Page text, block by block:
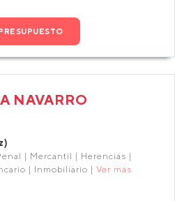
NAVARRO
| Mercantil | Herencias |
| Inmobiliario | Ver más